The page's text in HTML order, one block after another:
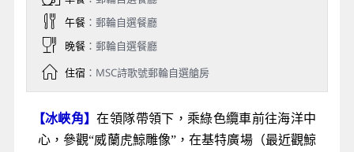
午餐：郵輪自選餐廳
晚餐：郵輪自選餐廳
住宿：MSC詩歌號郵輪自選艙房
【冰峽角】在領隊帶領下，乘綠色纜車前往海洋中
心，參觀“威蘭虎鯨雕像”，在基特廣場（最近觀鯨